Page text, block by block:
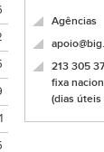
Agências
213 305
fixa
(dias úteis